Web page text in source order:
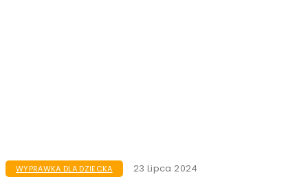
WYPRAWKA DLA DZIECKA 23 Lipca 2024